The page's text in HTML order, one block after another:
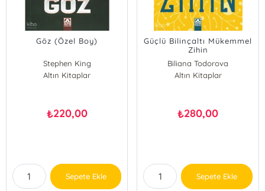
Göz (Özel Boy)
Stephen King
Altın Kitaplar
₺220,00
Sepete Ekle
Güçlü Bilinçaltı Mükemmel
Zihin
Biliana Todorova
Altın Kitaplar
₺280,00
Sepete Ekle